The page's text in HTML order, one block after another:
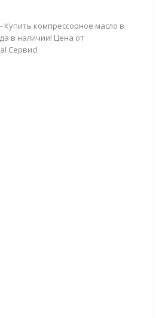
компрессорное масло в
в наличии! Цена от
Сервис!